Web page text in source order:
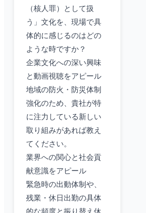
（核人罪）として扱
う」文化を、現場で具
体的に感じるのはどの
ような時ですか？
企業文化への深い興味
と動画視聴をアピール
地域の防火・防災体制
強化のため、貴社が特
に注力している新しい
取り組みがあれば教え
てください。
業界への関心と社会貢
献意識をアピール
緊急時の出動体制や、
残業・休日出勤の具体